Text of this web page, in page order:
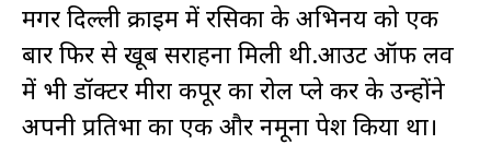
मगर दिल्ली क्राइम में रसिका के अभिनय को एक
बार फिर से खूब सराहना मिली थी.आउट ऑफ लव
में भी डॉक्टर मीरा कपूर का रोल प्ले कर के उन्होंने
अपनी प्रतिभा का एक और नमूना पेश किया था।